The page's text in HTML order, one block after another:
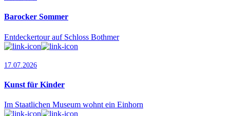
Barocker Sommer
Entdeckertour auf Schloss Bothmer
17.07.2026
Kunst für Kinder
Im Staatlichen Museum wohnt ein Einhorn